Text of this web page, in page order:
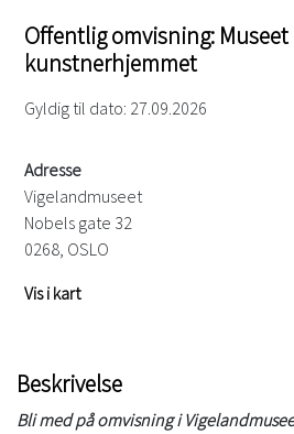
Offentlig omvisning: Museet
kunstnerhjemmet
Gyldig til dato: 27.09.2026
Adresse
Vigelandmuseet
Nobels gate 32
0268, OSLO
Vis i kart
Beskrivelse
Bli med på omvisning i